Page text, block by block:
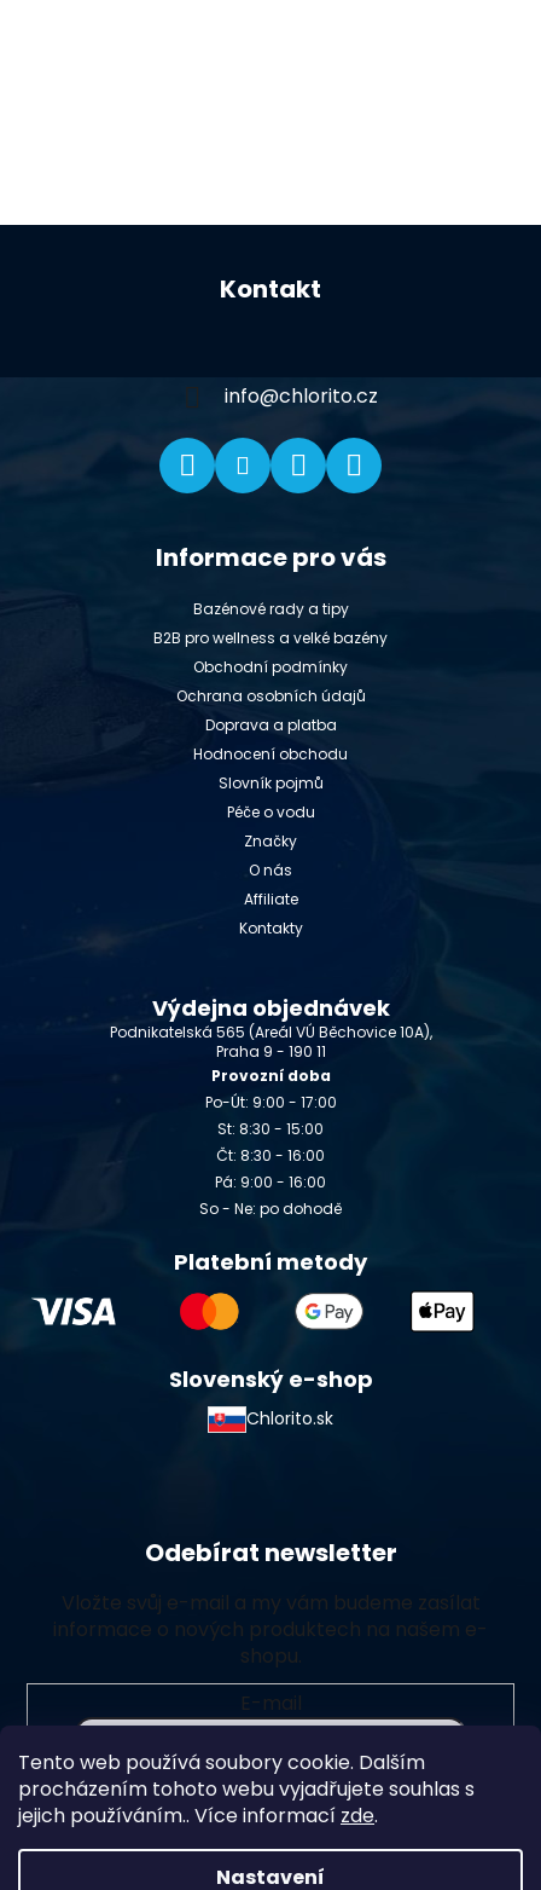
Tento web používá soubory cookie. Dalším
procházením tohoto webu vyjadřujete souhlas s
jejich používáním.. Více informací zde.
Nastavení
Kontakt
info@chlorito.cz
Informace pro vás
Bazénové rady a tipy
B2B pro wellness a velké bazény
Obchodní podmínky
Ochrana osobních údajů
Doprava a platba
Hodnocení obchodu
Slovník pojmů
Péče o vodu
Značky
O nás
Affiliate
Kontakty
Výdejna objednávek
Podnikatelská 565 (Areál VÚ Běchovice 10A),
Praha 9 - 190 11
Provozní doba
Po-Út: 9:00 - 17:00
St: 8:30 - 15:00
Čt: 8:30 - 16:00
Pá: 9:00 - 16:00
So - Ne: po dohodě
Platební metody
Slovenský e-shop
Chlorito.sk
Odebírat newsletter
Vložte svůj e-mail a my vám budeme zasílat
informace o nových produktech na našem e-
shopu.
E-mail
Vložením e-mailu souhlasíte spodmínkami ochrany
osobních údajů
Přihlásit se